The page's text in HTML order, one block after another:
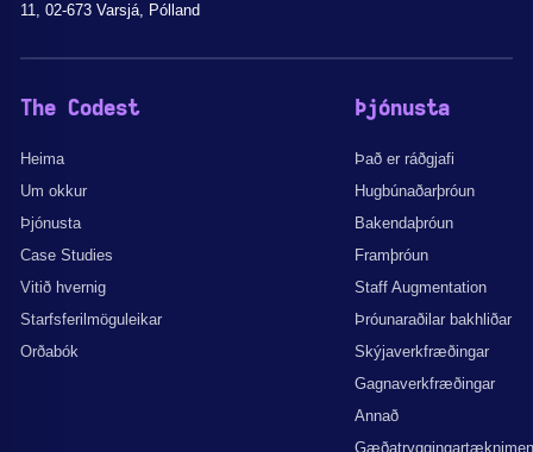
11, 02-673 Varsjá, Pólland
The Codest
Heima
Um okkur
Þjónusta
Case Studies
Vitið hvernig
Starfsferilmöguleikar
Orðabók
Þjónusta
Það er ráðgjafi
Hugbúnaðarþróun
Bakendaþróun
Framþróun
Staff Augmentation
Þróunaraðilar bakhliðar
Skýjaverkfræðingar
Gagnaverkfræðingar
Annað